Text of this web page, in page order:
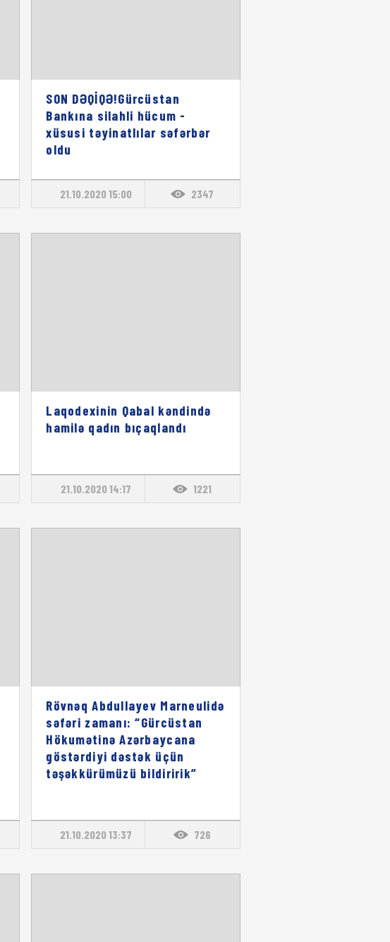
SON DƏQİQƏ!Gürcüstan
Bankına silahli hücum -
xüsusi təyinatlılar səfərbər
oldu
21.10.2020 15:00 2347
Laqodexinin Qabal kəndində
hamilə qadın bıçaqlandı
21.10.2020 14:17 1221
Rövnəq Abdullayev Marneulidə
səfəri zamanı: “Gürcüstan
Hökumətinə Azərbaycana
göstərdiyi dəstək üçün
təşəkkürümüzü bildiririk”
21.10.2020 13:37 726